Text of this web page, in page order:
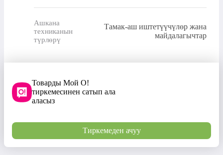
Ашкана
техниканын
түрлөрү
Тамак-аш иштетүүчүлөр жана
майдалагычтар
Товарды Мой О!
тиркемесинен сатып ала
аласыз
Тиркемеден ачуу